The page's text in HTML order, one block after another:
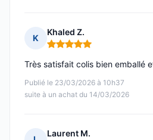
K
Khaled Z.
Note : 5 sur 5
Publié le 23/03/2026 à 10h37
suite à un achat du 14/03/2026
Très satisfait colis bien emballé
Laurent M.